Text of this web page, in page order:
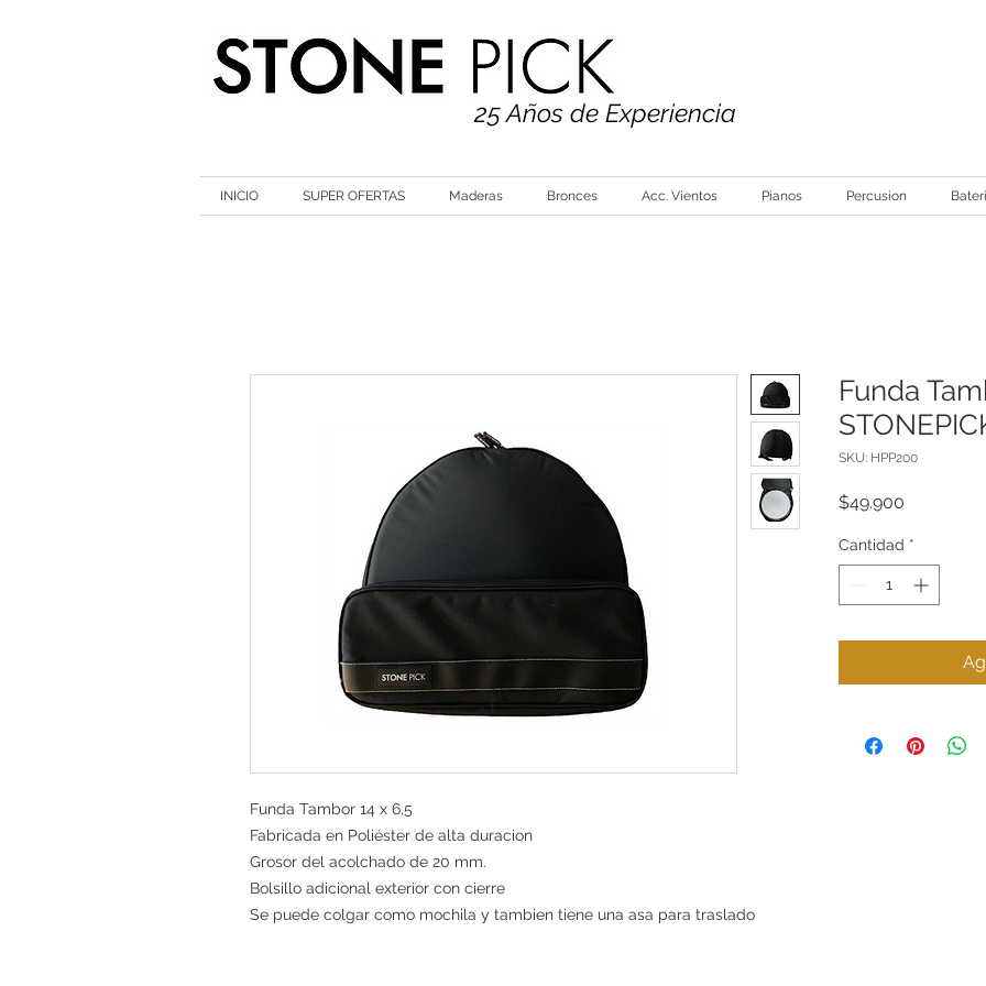
25 Años de Experiencia
INICIO SUPER OFERTAS Maderas Bronces Acc. Vientos Pianos Percusion
Funda Tambor 14 x 6,5
Fabricada en Poliéster de alta duracion
Grosor del acolchado de 20 mm.
Bolsillo adicional exterior con cierre
Se puede colgar como mochila y tambien tiene una asa para traslado
Funda
SKU: HPP200
$49.900
Cantidad *